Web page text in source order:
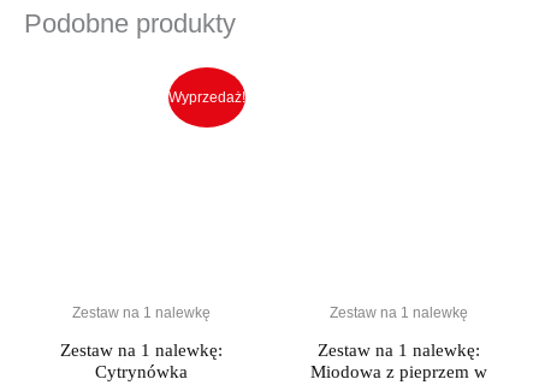
Podobne produkty
Wyprzedaż!
Zestaw na 1 nalewkę
Zestaw na 1 nalewkę:
Cytrynówka
Ten
produkt
ma
stronie
produktu
Zestaw na 1 nalewkę
Zestaw na 1 nalewkę:
Miodowa z pieprzem w